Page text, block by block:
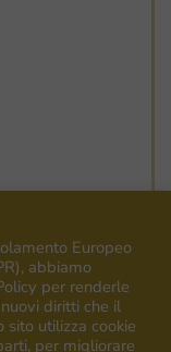
Europeo
abbiamo
per renderle
diritti che il
utilizza cookie
per migliorare